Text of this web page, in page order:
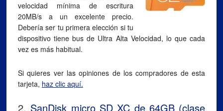
velocidad mínima de escritura
20MB/s a un excelente precio.
Debería ser tu primera elección si tu
dispositivo tiene bus de Ultra Alta Velocidad, lo que cada
vez es más habitual.
Si quieres ver las opiniones de los compradores de esta
tarjeta, haz clic aquí.
2. SanDisk micro SD XC de 64GB (clase